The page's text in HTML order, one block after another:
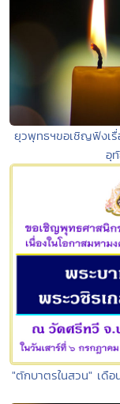
ยุวพุทธฯขอเชิญฟังเรื่อ
อุ
"ตักบาตรในสวน" เดื